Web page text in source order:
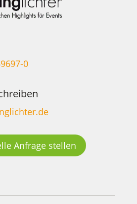
0
Anfrage stellen